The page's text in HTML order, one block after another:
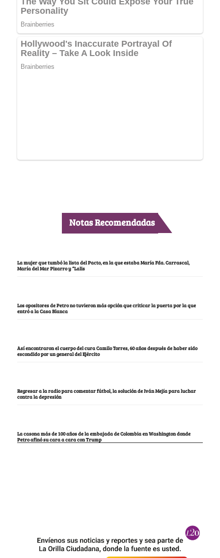
Notas Recomendadas
La mujer que tumbó la lista del Pacto, en la que estaba María Fda. Carrascal,
María del Mar Pizarro y “Lalis
Los opositores de Petro no tuvieron más opción que criticar la puerta por la que
entró a la Casa Blanca
Así encontraron el cuerpo del cura Camilo Torres, 60 años después de haber sido
escondido por un general del Ejército
Regresar a la radio para comentar fútbol, la solución de Iván Mejía para luchar
contra la depresión
La casona más de 100 años de la embajada de Colombia en Washington donde
Petro afinó su cara a cara con Trump